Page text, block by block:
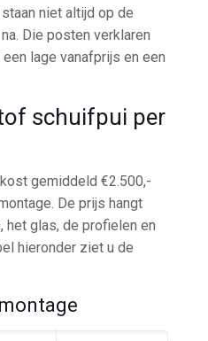
niet altijd op de
Die posten verklaren
lage vanafprijs en een
schuifpui per
gemiddeld €2.500,-
De prijs hangt
het glas, de profielen en
hieronder ziet u de